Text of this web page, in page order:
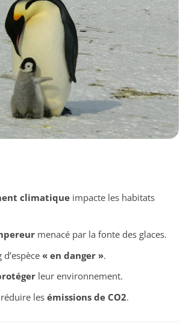
climatiqueimpacte les habitats
menacé par la fonte des glaces.
« en danger ».
leur environnement.
les émissions de CO2.